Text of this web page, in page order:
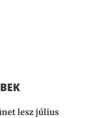
lesz július